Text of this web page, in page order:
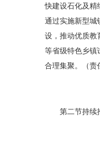
快建设石化及精
通过实施新型城
设，推动优质教
等省级特色乡镇
合理集聚。（责
第二节持续